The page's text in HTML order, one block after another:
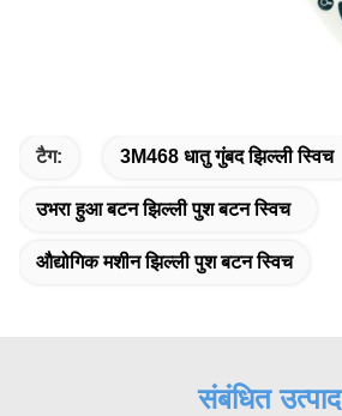
टैग: 3M468 धातु गुंबद झिल्ली स्विच
उभरा हुआ बटन झिल्ली पुश बटन स्विच
औद्योगिक मशीन झिल्ली पुश बटन स्विच
संबंधित उत्पाद